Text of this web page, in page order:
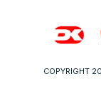
COPYRIGHT